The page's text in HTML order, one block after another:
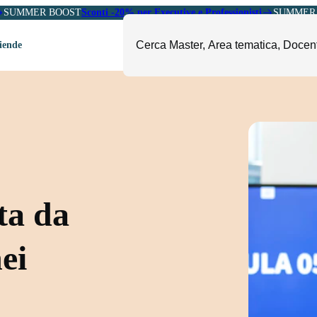
SUMMER BOOSTSconti -20% per Executive e Professionisti
e Pharma
Amministrazione
Food, Beverage e Turismo
da